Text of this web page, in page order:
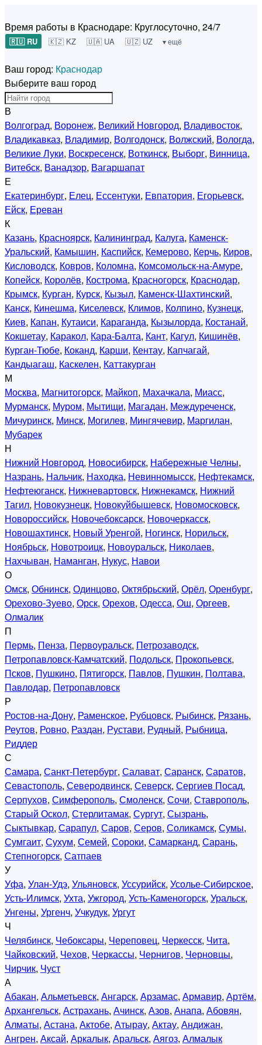
Время работы в Краснодаре: Круглосуточно, 24/7
🇷🇺 RU 🇰🇿 KZ 🇺🇦 UA 🇺🇿 UZ ▾ ещё
Ваш город: Краснодар
Выберите ваш город
В
Волгоград, Воронеж, Великий Новгород, Владивосток,
Владикавказ, Владимир, Волгодонск, Волжский, Вологда,
Великие Луки, Воскресенск, Воткинск, Выборг, Винница,
Витебск, Ванадзор, Вагаршапат
Е
Екатеринбург, Елец, Ессентуки, Евпатория, Егорьевск,
Ейск, Ереван
К
Казань, Красноярск, Калининград, Калуга, Каменск-
Уральский, Камышин, Каспийск, Кемерово, Керчь, Киров,
Кисловодск, Ковров, Коломна, Комсомольск-на-Амуре,
Копейск, Королёв, Кострома, Красногорск, Краснодар,
Крымск, Курган, Курск, Кызыл, Каменск-Шахтинский,
Канск, Кинешма, Киселевск, Климов, Колпино, Кузнецк,
Киев, Капан, Кутаиси, Караганда, Кызылорда, Костанай,
Кокшетау, Каракол, Кара-Балта, Кант, Кагул, Кишинёв,
Курган-Тюбе, Коканд, Карши, Кентау, Капчагай,
Кандыагаш, Каскелен, Каттакурган
М
Москва, Магнитогорск, Майкоп, Махачкала, Миасс,
Мурманск, Муром, Мытищи, Магадан, Междуреченск,
Мичуринск, Минск, Могилев, Мингячевир, Маргилан,
Мубарек
Н
Нижний Новгород, Новосибирск, Набережные Челны,
Назрань, Нальчик, Находка, Невинномысск, Нефтекамск,
Нефтеюганск, Нижневартовск, Нижнекамск, Нижний
Тагил, Новокузнецк, Новокуйбышевск, Новомосковск,
Новороссийск, Новочебоксарск, Новочеркасск,
Новошахтинск, Новый Уренгой, Ногинск, Норильск,
Ноябрьск, Новотроицк, Новоуральск, Николаев,
Нахчыван, Наманган, Нукус, Навои
О
Омск, Обнинск, Одинцово, Октябрьский, Орёл, Оренбург,
Орехово-Зуево, Орск, Орехов, Одесса, Ош, Оргеев,
Олмалик
П
Пермь, Пенза, Первоуральск, Петрозаводск,
Петропавловск-Камчатский, Подольск, Прокопьевск,
Псков, Пушкино, Пятигорск, Павлов, Пушкин, Полтава,
Павлодар, Петропавловск
Р
Ростов-на-Дону, Раменское, Рубцовск, Рыбинск, Рязань,
Реутов, Ровно, Раздан, Рустави, Рудный, Рыбница,
Риддер
С
Самара, Санкт-Петербург, Салават, Саранск, Саратов,
Севастополь, Северодвинск, Северск, Сергиев Посад,
Серпухов, Симферополь, Смоленск, Сочи, Ставрополь,
Старый Оскол, Стерлитамак, Сургут, Сызрань,
Сыктывкар, Сарапул, Саров, Серов, Соликамск, Сумы,
Сумгаит, Сухум, Семей, Сороки, Самарканд, Сарань,
Степногорск, Сатпаев
У
Уфа, Улан-Удэ, Ульяновск, Уссурийск, Усолье-Сибирское,
Усть-Илимск, Ухта, Ужгород, Усть-Каменогорск, Уральск,
Унгены, Ургенч, Учкудук, Ургут
Ч
Челябинск, Чебоксары, Череповец, Черкесск, Чита,
Чайковский, Чехов, Черкассы, Чернигов, Черновцы,
Чирчик, Чуст
А
Абакан, Альметьевск, Ангарск, Арзамас, Армавир, Артём,
Архангельск, Астрахань, Ачинск, Азов, Анапа, Абовян,
Алматы, Астана, Актобе, Атырау, Актау, Андижан,
Ангрен, Аксай, Аркалык, Аральск, Аягоз, Алмалык